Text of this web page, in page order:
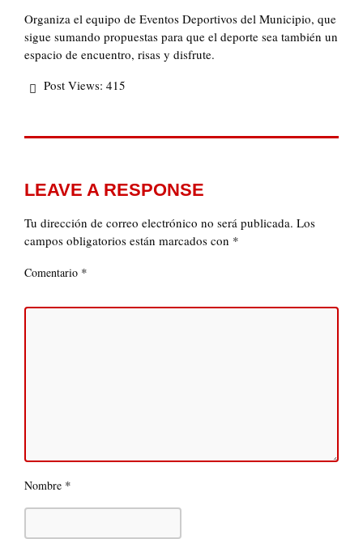
Organiza el equipo de Eventos Deportivos del Municipio, que
sigue sumando propuestas para que el deporte sea también un
espacio de encuentro, risas y disfrute.
Post Views: 415
LEAVE A RESPONSE
Tu dirección de correo electrónico no será publicada. Los
campos obligatorios están marcados con *
Comentario *
Nombre *